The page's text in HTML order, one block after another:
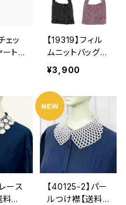
ェッ
ート
料】
新
【19319】フィル
ムニットバッグ
【送料無料】キラ
キラ グリッタ
ー
¥3,900
ース
料無
【40125-2】パー
ルつけ襟【送料